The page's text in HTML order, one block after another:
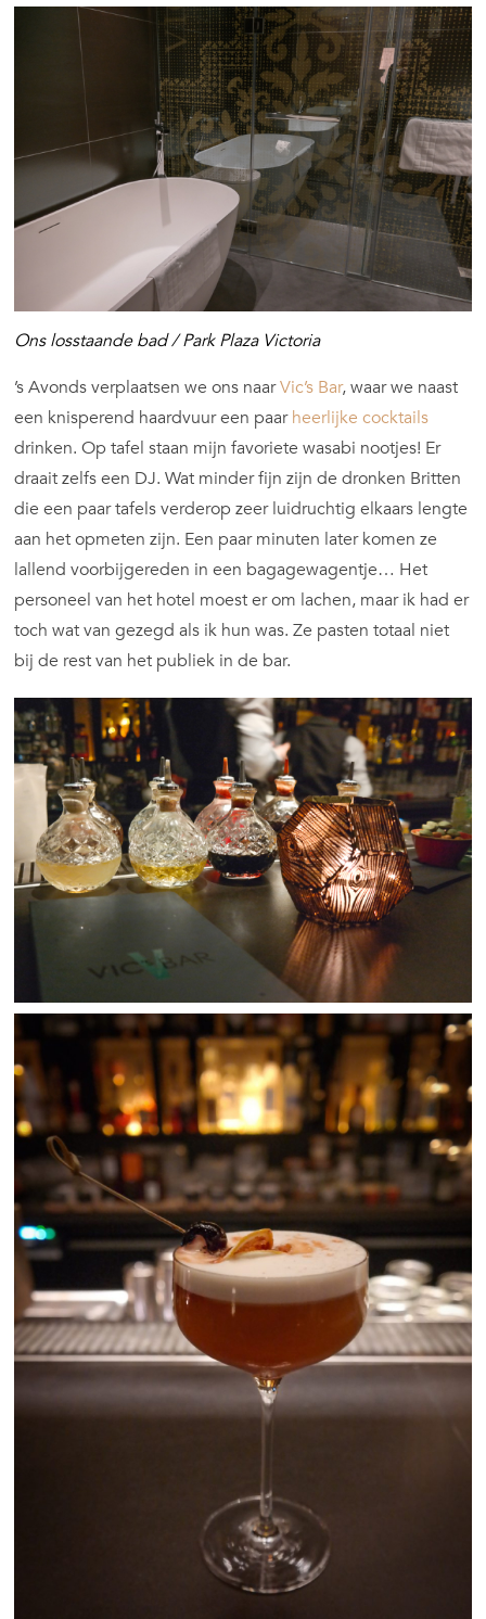
Ons losstaande bad / Park Plaza Victoria
’s Avonds verplaatsen we ons naarVic’s Bar, waar we naast
een knisperend haardvuur een paarheerlijke cocktails
drinken. Op tafel staan mijn favoriete wasabi nootjes! Er
draait zelfs een DJ. Wat minder fijn zijn de dronken Britten
die een paar tafels verderop zeer luidruchtig elkaars lengte
aan het opmeten zijn. Een paar minuten later komen ze
lallend voorbijgereden in een bagagewagentje… Het
personeel van het hotel moest er om lachen, maar ik had er
toch wat van gezegd als ik hun was. Ze pasten totaal niet
bij de rest van het publiek in de bar.